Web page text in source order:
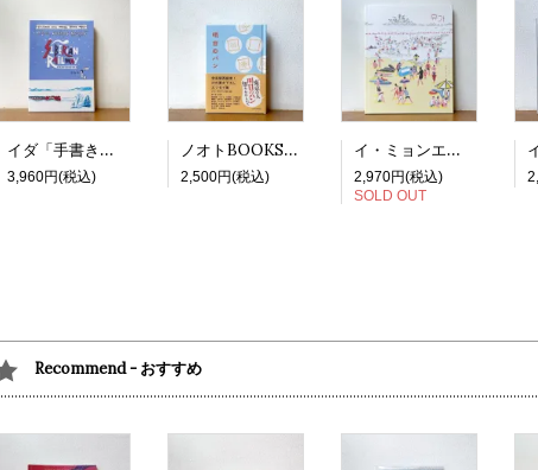
イダ「手書き：シベリア横断鉄道の旅」
3,960円(税込)
ノオトBOOKS編集部・編「明日のパン」
2,500円(税込)
イ・ミョンエ「休暇」
2,970円(税込)
SOLD OUT
Recommend - おすすめ